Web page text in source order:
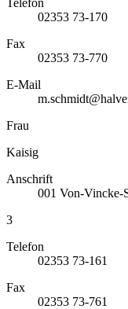
02353 73-170
Fax
02353 73-770
E-Mail
Frau
Kaisig
Anschrift
001 Von-Vincke-
3
Telefon
02353 73-161
Fax
02353 73-761